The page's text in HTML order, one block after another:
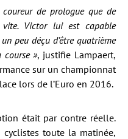
de prologue que de
Victor lui est capable
peu déçu d’être quatrième
course », justifie Lampaert,
sur un championnat
lors de l’Euro en 2016.
était par contre réelle.
toute la matinée,